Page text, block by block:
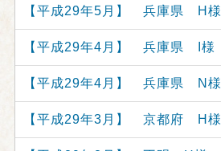
【平成29年5月】 兵庫県 H様
【平成29年4月】 兵庫県 I様
【平成29年4月】 兵庫県 N様
【平成29年3月】 京都府 H様